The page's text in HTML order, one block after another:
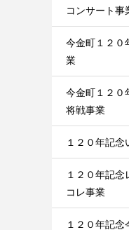
コンサート事
今金町１２０
業
今金町１２０
将戦事業
１２０年記念
１２０年記念
コレ事業
１２０年記